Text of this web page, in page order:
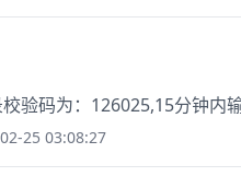
验码为：126025,15分钟内
25 03:08:27